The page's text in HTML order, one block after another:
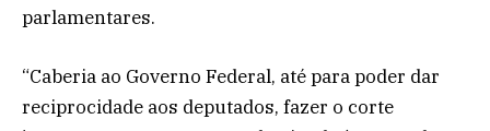
parlamentares.
“Caberia ao Governo Federal, até para poder dar
reciprocidade aos deputados, fazer o corte